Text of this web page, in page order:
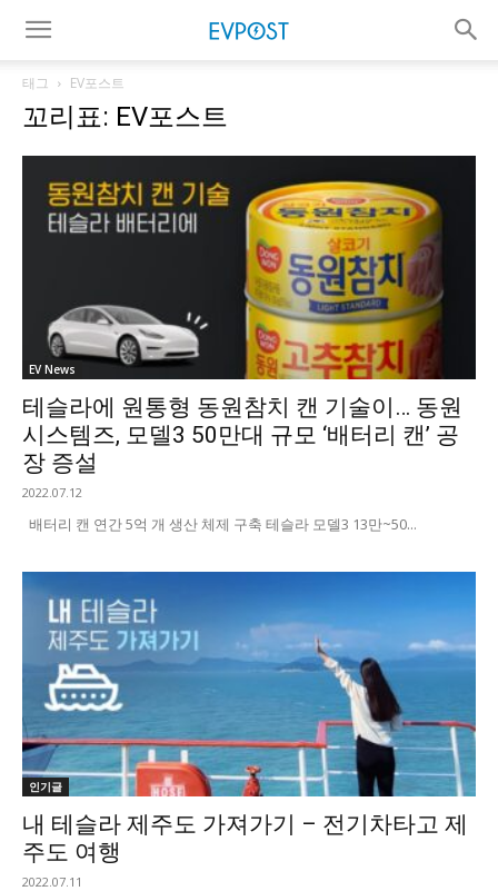
태그 EV포스트
꼬리표: EV포스트
EV News
테슬라에 원통형 동원참치 캔 기술이… 동원
시스템즈, 모델3 50만대 규모 ‘배터리 캔’ 공
장 증설
2022.07.12
배터리 캔 연간 5억 개 생산 체제 구축 테슬라 모델3 13만~50...
인기글
내 테슬라 제주도 가져가기 – 전기차타고 제
주도 여행
2022.07.11